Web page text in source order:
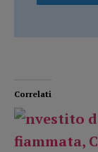
Correlati